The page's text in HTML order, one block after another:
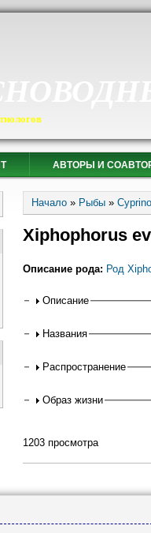
АВТОРЫ И
Вы здесь
Начало » Рыбы »
Xiphophorus
Описание рода: Род
Описание
Названия
Распространение
Образ жизни
1203 просмотра